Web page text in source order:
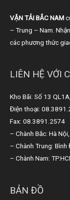
VẬN TẢI BẮC NAM
– Trung – Nam.
các phương thức
LIÊN HỆ VỚI
Kho Bãi: Số 13
Điện thoại:
Fax: 08.3891.2574
– Chành Bắc: Hà
– Chành Trung: Bình
– Chành Nam:
BẢN ĐỒ